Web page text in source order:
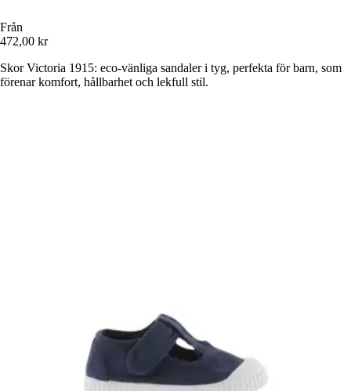
Från
472,00 kr
Skor Victoria 1915: eco-vänliga sandaler i tyg, perfekta för barn, som
förenar komfort, hållbarhet och lekfull stil.